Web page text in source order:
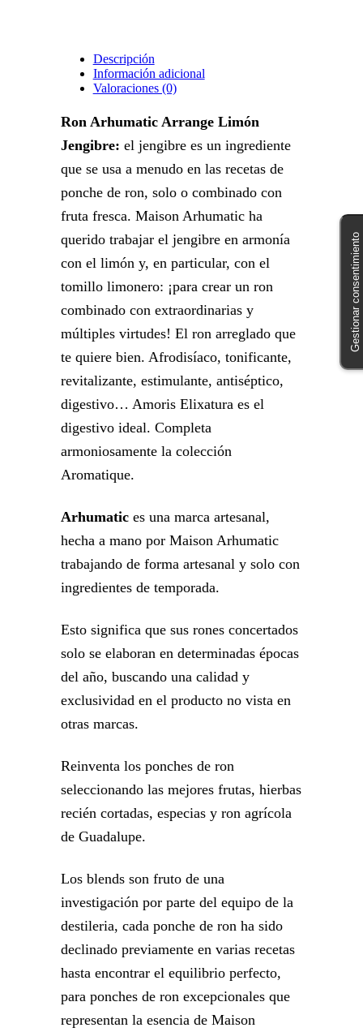
Descripción
Información adicional
Valoraciones (0)
Ron Arhumatic Arrange Limón
Jengibre: el jengibre es un ingrediente
que se usa a menudo en las recetas de
ponche de ron, solo o combinado con
fruta fresca. Maison Arhumatic ha
querido trabajar el jengibre en armonía
con el limón y, en particular, con el
tomillo limonero: ¡para crear un ron
combinado con extraordinarias y
múltiples virtudes! El ron arreglado que
te quiere bien. Afrodisíaco, tonificante,
revitalizante, estimulante, antiséptico,
digestivo… Amoris Elixatura es el
digestivo ideal. Completa
armoniosamente la colección
Aromatique.
Arhumatices una marca artesanal,
hecha a mano por Maison Arhumatic
trabajando de forma artesanal y solo con
ingredientes de temporada.
Esto significa que sus rones concertados
solo se elaboran en determinadas épocas
del año, buscando una calidad y
exclusividad en el producto no vista en
otras marcas.
Reinventa los ponches de ron
seleccionando las mejores frutas, hierbas
recién cortadas, especias y ron agrícola
de Guadalupe.
Los blends son fruto de una
investigación por parte del equipo de la
destileria, cada ponche de ron ha sido
declinado previamente en varias recetas
hasta encontrar el equilibrio perfecto,
para ponches de ron excepcionales que
representan la esencia de Maison
Gestionar consentimiento